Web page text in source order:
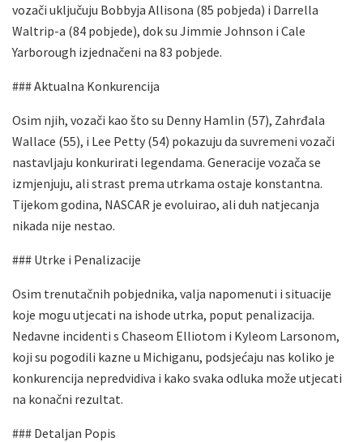
vozači uključuju Bobbyja Allisona (85 pobjeda) i Darrella
Waltrip-a (84 pobjede), dok su Jimmie Johnson i Cale
Yarborough izjednačeni na 83 pobjede.
### Aktualna Konkurencija
Osim njih, vozači kao što su Denny Hamlin (57), Zahrđala
Wallace (55), i Lee Petty (54) pokazuju da suvremeni vozači
nastavljaju konkurirati legendama. Generacije vozača se
izmjenjuju, ali strast prema utrkama ostaje konstantna.
Tijekom godina, NASCAR je evoluirao, ali duh natjecanja
nikada nije nestao.
### Utrke i Penalizacije
Osim trenutačnih pobjednika, valja napomenuti i situacije
koje mogu utjecati na ishode utrka, poput penalizacija.
Nedavne incidenti s Chaseom Elliotom i Kyleom Larsonom,
koji su pogodili kazne u Michiganu, podsjećaju nas koliko je
konkurencija nepredvidiva i kako svaka odluka može utjecati
na konačni rezultat.
### Detaljan Popis